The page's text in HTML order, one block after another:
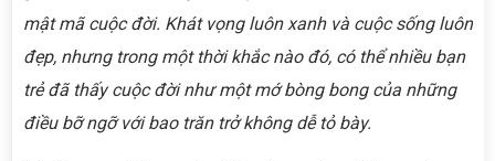
mật mã cuộc đời. Khát vọng luôn xanh và cuộc sống luôn
đẹp, nhưng trong một thời khắc nào đó, có thể nhiều bạn
trẻ đã thấy cuộc đời như một mớ bòng bong của những
điều bỡ ngỡ với bao trăn trở không dễ tỏ bày.